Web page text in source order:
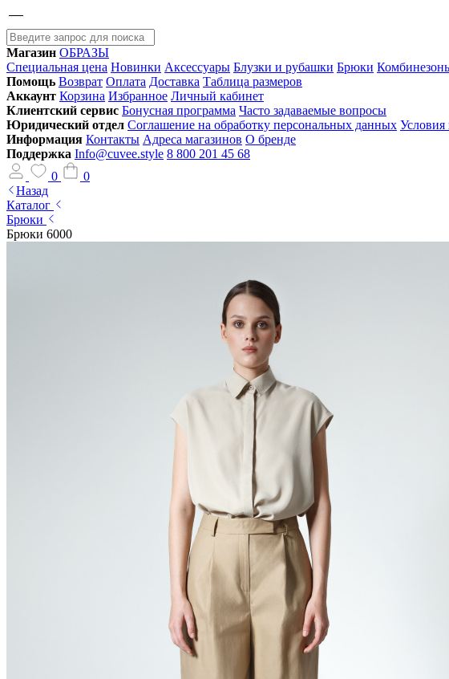
Магазин ОБРАЗЫ
Специальная цена Новинки Аксессуары Блузки и рубашки Брюки
Помощь Возврат Оплата Доставка Таблица размеров
Аккаунт Корзина Избранное Личный кабинет
Клиентский сервис Бонусная программа Часто задаваемые вопросы
Юридический отдел Соглашение на обработку персональных данных Условия
Информация Контакты Адреса магазинов О бренде
Поддержка Info@cuvee.style 8 800 201 45 68
0
0
Назад
Каталог
Брюки
Брюки 6000